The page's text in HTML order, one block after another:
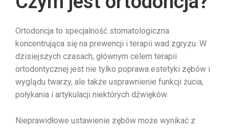
Ortodoncja to specjalność stomatologiczna
koncentrująca się na prewencji i terapii wad zgryzu. W
dzisiejszych czasach, głównym celem terapii
ortodontycznej jest nie tylko poprawa estetyki zębów i
wyglądu twarzy, ale także usprawnienie funkcji żucia,
połykania i artykulacji niektórych dźwięków.
Nieprawidłowe ustawienie zębów może wynikać z: